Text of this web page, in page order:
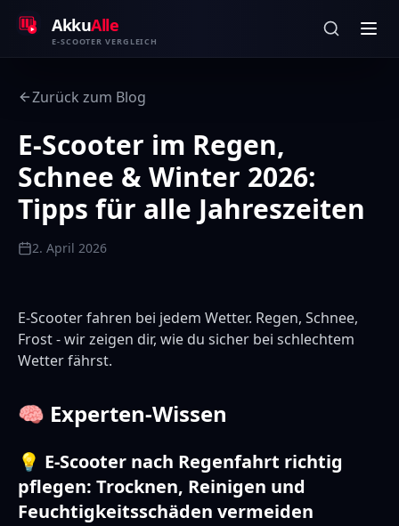
AkkuAlle
E-SCOOTER VERGLEICH
Zurück zum Blog
E-Scooter im Regen,
Schnee & Winter 2026:
Tipps für alle Jahreszeiten
2. April 2026
E-Scooter fahren bei jedem Wetter. Regen, Schnee,
Frost - wir zeigen dir, wie du sicher bei schlechtem
Wetter fährst.
🧠 Experten-Wissen
💡 E-Scooter nach Regenfahrt richtig
pflegen: Trocknen, Reinigen und
Feuchtigkeitsschäden vermeiden